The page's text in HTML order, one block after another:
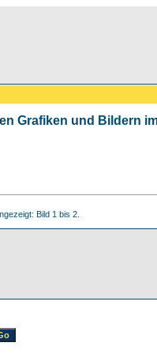
Grafiken und Bildern
Bild 1 bis 2.